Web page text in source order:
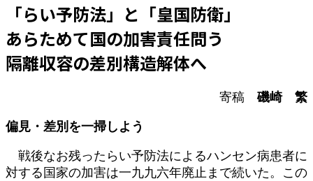
新
時
:
「らい予防法」と「皇国防衛」
あらためて国の加害責任問う
隔離収容の差別構造解体へ
寄稿磯崎 繁
偏見・差別を一掃しよう
戦後なお残ったらい予防法によるハンセン病患者に
対する国家の加害は一九九六年廃止まで続いた。この